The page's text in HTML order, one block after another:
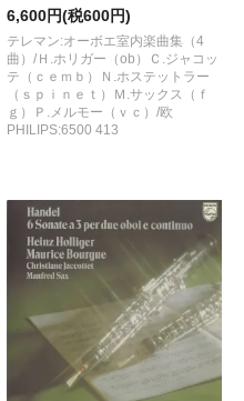
6,600円(税600円)
テレマン:オーボエ室内楽曲集（4
曲）/Ｈ.ホリガー（ob）Ｃ.ジャコッ
テ（ｃｅｍｂ）Ｎ.ホステットラー
（ｓｐｉｎｅｔ）Ｍ.サックス（ｆ
ｇ）Ｐ.メルモー（ｖｃ）/欧
PHILIPS:6500 413